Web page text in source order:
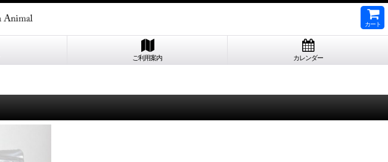
カート
ご利用案内 カレンダー